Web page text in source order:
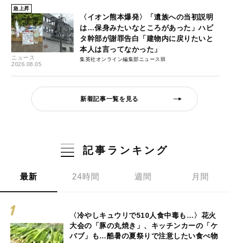
急上昇
ニュース
2026.08.05
〈イオン熊本爆発〉「遺族への当初説明
は…保身みたいなところがあった」ハビ
タ幹部が謝罪告白「建物内に戻りたいと
本人は言ってなかった」
集英社オンライン編集部ニュース班
新着記事一覧を見る
記事ランキング
最新 24時間 週間 月間
〈冷やしキュウリで510人食中毒も…〉花火
大会の「豚の丸焼き」、キッチンカーの「ケ
バブ」も…酷暑の夏祭りで注意したい食べ物